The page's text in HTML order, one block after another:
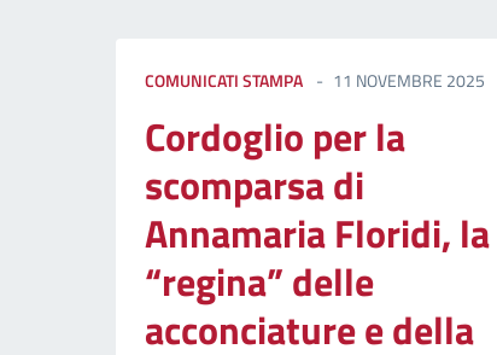
COMUNICATI STAMPA 11 NOVEMBRE 2025
Cordoglio per la
scomparsa di
Annamaria Floridi, la
“regina” delle
acconciature e della